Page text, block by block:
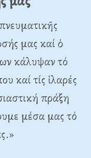
μας καί ὁ
κάλυψαν τό
καί τίς ἱλαρές
πράξη
μέσα μας τό